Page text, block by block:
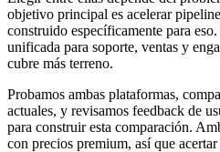
objetivo principal es acelerar
construido específicamente para
unificada para soporte, ventas y
cubre más terreno.
Probamos ambas plataformas,
actuales, y revisamos feedback de
para construir esta comparación.
con precios premium, así que